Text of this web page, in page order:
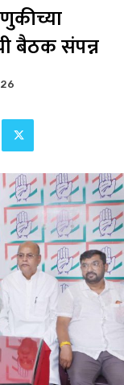
बैठक संपन्न